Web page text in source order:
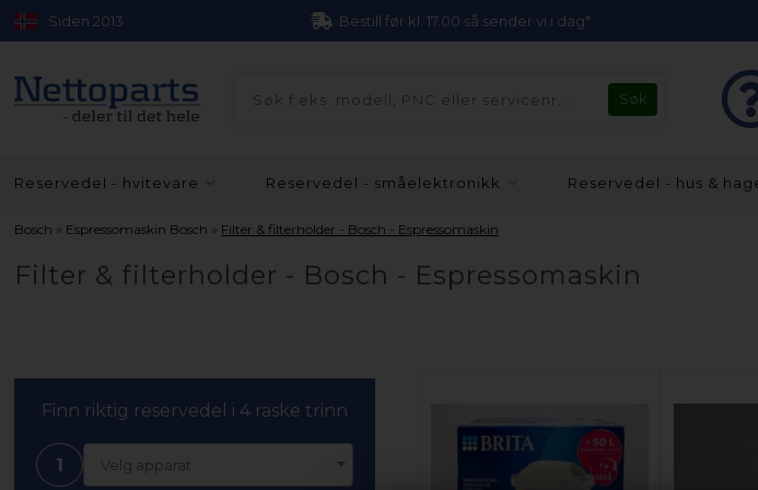
Siden 2013 Bestill før kl. 17.00 så sender vi i dag*
Reservedel - hvitevare Reservedel - småelektronikk Reservedel - hus &
Bosch » Espressomaskin Bosch » Filter & filterholder - Bosch - Espressomaskin
Filter & filterholder - Bosch - Espressomaskin
Finn riktig reservedel i 4 raske trinn
1 Velg apparat